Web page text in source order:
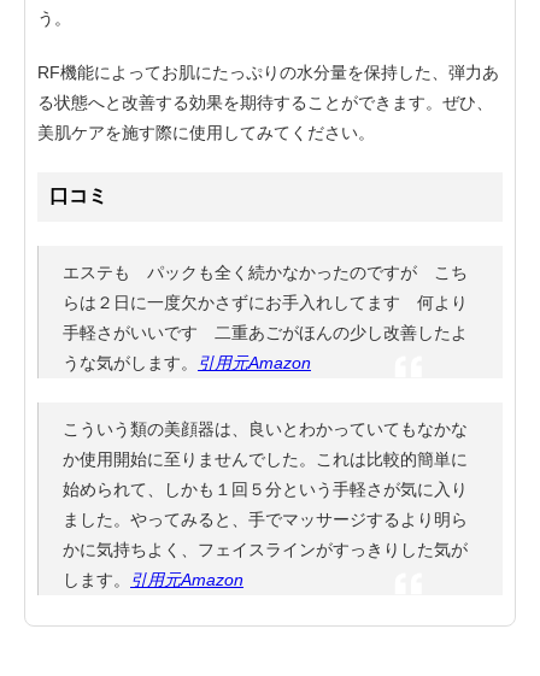
う。
RF機能によってお肌にたっぷりの水分量を保持した、弾力あ
る状態へと改善する効果を期待することができます。ぜひ、
美肌ケアを施す際に使用してみてください。
口コミ
エステも パックも全く続かなかったのですが こち
らは２日に一度欠かさずにお手入れしてます 何より
手軽さがいいです 二重あごがほんの少し改善したよ
うな気がします。
引用元Amazon
こういう類の美顔器は、良いとわかっていてもなかな
か使用開始に至りませんでした。これは比較的簡単に
始められて、しかも１回５分という手軽さが気に入り
ました。やってみると、手でマッサージするより明ら
かに気持ちよく、フェイスラインがすっきりした気が
します。
引用元Amazon